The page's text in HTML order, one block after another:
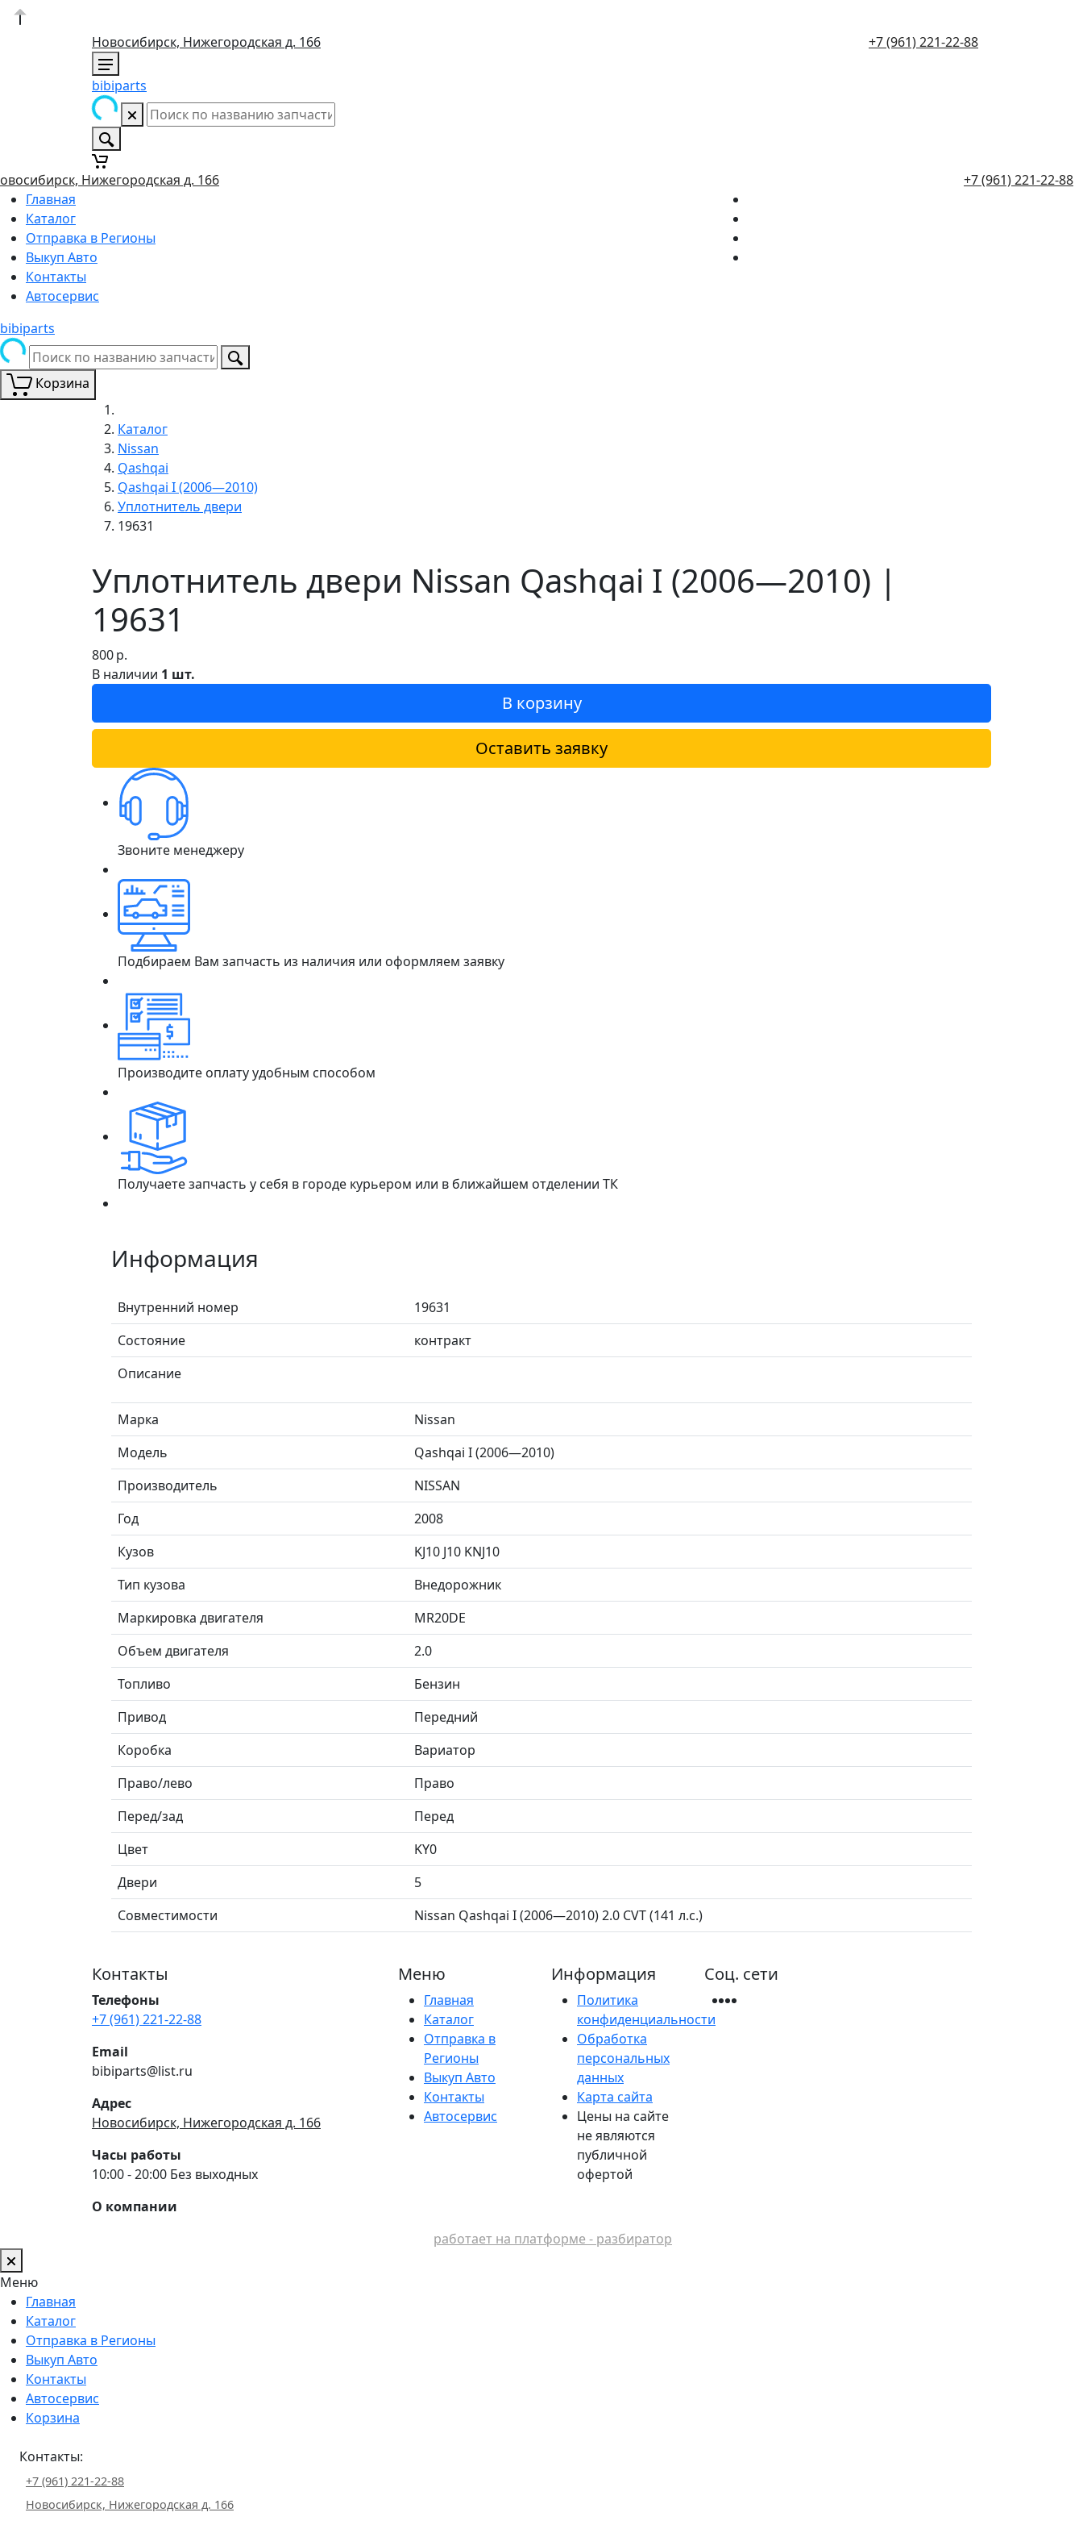
Новосибирск, Нижегородская д. 166 +7 (961) 221-22-88
bibiparts
Нижегородская д. 166
+7 (961) 221-22-88
Главная
Каталог
Отправка в Регионы
Выкуп Авто
Контакты
Автосервис
bibiparts
Корзина
Каталог
Nissan
Qashqai
Qashqai I (2006—2010)
Уплотнитель двери
19631
Уплотнитель двери Nissan Qashqai I (2006—2010) |
19631
800р.
В наличии 1 шт.
В корзину
Оставить заявку
Звоните менеджеру
Подбираем Вам запчасть из наличия или оформляем заявку
Производите оплату удобным способом
Получаете запчасть у себя в городе курьером или в ближайшем отделении ТК
Информация
Внутренний номер
19631
Состояние
контракт
Описание
Марка
Nissan
Модель
Qashqai I (2006—2010)
Производитель
NISSAN
Год
2008
Кузов
KJ10 J10 KNJ10
Тип кузова
Внедорожник
Маркировка двигателя
MR20DE
Объем двигателя
2.0
Топливо
Бензин
Привод
Передний
Коробка
Вариатор
Право/лево
Право
Перед/зад
Перед
Цвет
KY0
Двери
5
Совместимости
Nissan Qashqai I (2006—2010) 2.0 CVT (141 л.с.)
Контакты
Телефоны
+7 (961) 221-22-88
Email
bibiparts@list.ru
Адрес
Новосибирск, Нижегородская д. 166
Часы работы
10:00 - 20:00 Без выходных
О компании
Меню
Главная
Каталог
Отправка в
Регионы
Выкуп Авто
Контакты
Автосервис
Информация
Политика
конфиденциальности
Обработка
персональных
данных
Карта сайта
Цены на сайте
не являются
публичной
офертой
Соц. сети
работает на платформе - разбиратор
Меню
Главная
Каталог
Отправка в Регионы
Выкуп Авто
Контакты
Автосервис
Корзина
Контакты:
+7 (961) 221-22-88
Новосибирск, Нижегородская д. 166